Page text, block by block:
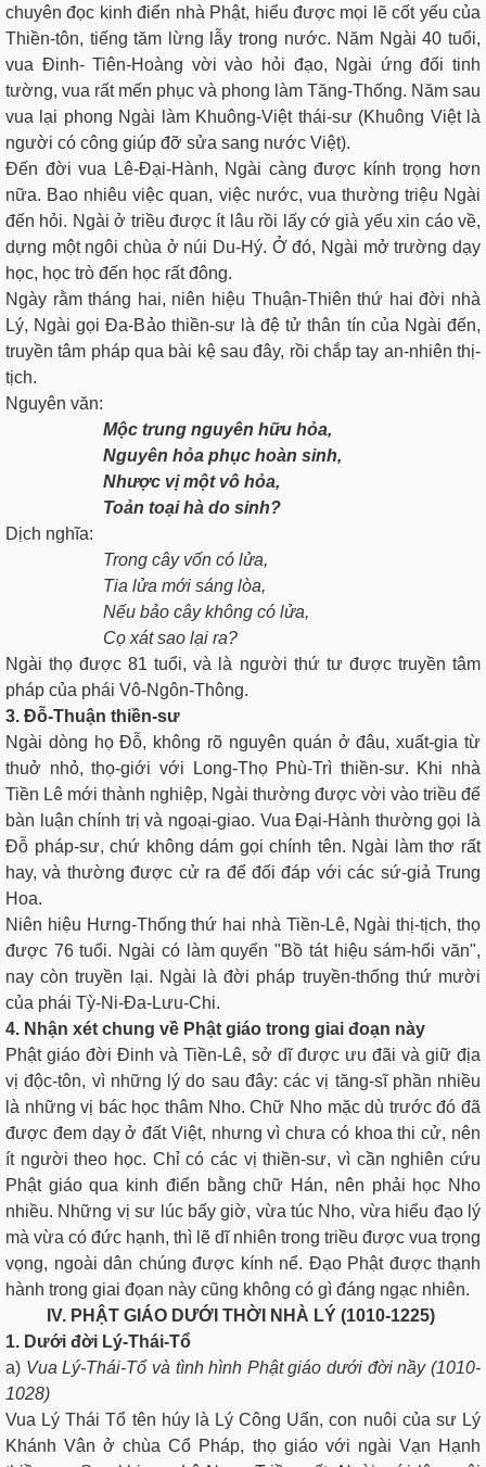
chuyên đọc kinh điển nhà Phật, hiểu được mọi lẽ cốt yếu của
Thiền-tôn, tiếng tăm lừng lẫy trong nước. Năm Ngài 40 tuổi,
vua Ðinh- Tiên-Hoàng vời vào hỏi đạo, Ngài ứng đối tinh
tường, vua rất mến phục và phong làm Tăng-Thống. Năm sau
vua lại phong Ngài làm Khuông-Việt thái-sư (Khuông Việt là
người có công giúp đỡ sửa sang nước Việt).
Ðến đời vua Lê-Ðại-Hành, Ngài càng được kính trọng hơn
nữa. Bao nhiêu việc quan, việc nước, vua thường triệu Ngài
đến hỏi. Ngài ở triều được ít lâu rồi lấy cớ già yếu xin cáo về,
dựng một ngôi chùa ở núi Du-Hý. Ở đó, Ngài mở trường dạy
học, học trò đến học rất đông.
Ngày rằm tháng hai, niên hiệu Thuận-Thiên thứ hai đời nhà
Lý, Ngài gọi Ða-Bảo thiền-sư là đệ tử thân tín của Ngài đến,
truyền tâm pháp qua bài kệ sau đây, rồi chắp tay an-nhiên thị-
tịch.
Nguyên văn:
Mộc trung nguyên hữu hỏa,
Nguyên hỏa phục hoàn sinh,
Nhược vị một vô hỏa,
Toản toại hà do sinh?
Dịch nghĩa:
Trong cây vốn có lửa,
Tia lửa mới sáng lòa,
Nếu bảo cây không có lửa,
Cọ xát sao lại ra?
Ngài thọ được 81 tuổi, và là người thứ tư được truyền tâm
pháp của phái Vô-Ngôn-Thông.
3. Ðỗ-Thuận thiền-sư
Ngài dòng họ Ðỗ, không rõ nguyên quán ở đâu, xuất-gia từ
thuở nhỏ, thọ-giới với Long-Thọ Phù-Trì thiền-sư. Khi nhà
Tiền Lê mới thành nghiệp, Ngài thường được vời vào triều để
bàn luận chính trị và ngoại-giao. Vua Ðại-Hành thường gọi là
Ðỗ pháp-sư, chứ không dám gọi chính tên. Ngài làm thơ rất
hay, và thường được cử ra để đối đáp với các sứ-giả Trung
Hoa.
Niên hiệu Hưng-Thống thứ hai nhà Tiền-Lê, Ngài thị-tịch, thọ
được 76 tuổi. Ngài có làm quyển "Bồ tát hiệu sám-hối văn",
nay còn truyền lại. Ngài là đời pháp truyền-thống thứ mười
của phái Tỳ-Ni-Ða-Lưu-Chi.
4. Nhận xét chung về Phật giáo trong giai đoạn này
Phật giáo đời Ðinh và Tiền-Lê, sở dĩ được ưu đãi và giữ địa
vị độc-tôn, vì những lý do sau đây: các vị tăng-sĩ phần nhiều
là những vị bác học thâm Nho. Chữ Nho mặc dù trước đó đã
được đem dạy ở đất Việt, nhưng vì chưa có khoa thi cử, nên
ít người theo học. Chỉ có các vị thiền-sư, vì cần nghiên cứu
Phật giáo qua kinh điển bằng chữ Hán, nên phải học Nho
nhiều. Những vị sư lúc bấy giờ, vừa túc Nho, vừa hiểu đạo lý
mà vừa có đức hạnh, thì lẽ dĩ nhiên trong triều được vua trọng
vọng, ngoài dân chúng được kính nể. Đạo Phật được thạnh
hành trong giai đọan này cũng không có gì đáng ngạc nhiên.
IV. PHẬT GIÁO DƯỚI THỜI NHÀ LÝ (1010-1225)
1. Dưới đời Lý-Thái-Tổ
a) Vua Lý-Thái-Tổ và tình hình Phật giáo dưới đời nầy (1010-
1028)
Vua Lý Thái Tổ tên húy là Lý Công Uẩn, con nuôi của sư Lý
Khánh Vân ở chùa Cổ Pháp, thọ giáo với ngài Vạn Hạnh